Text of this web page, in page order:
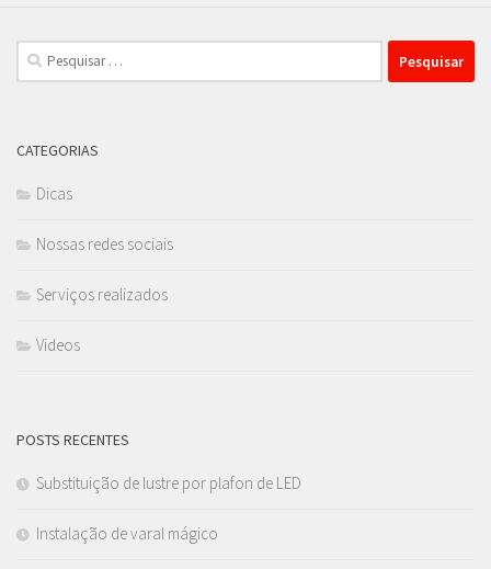
Pesquisar
por:
CATEGORIAS
Dicas
Nossas redes sociais
Serviços realizados
Videos
POSTS RECENTES
Substituição de lustre por plafon de LED
Instalação de varal mágico